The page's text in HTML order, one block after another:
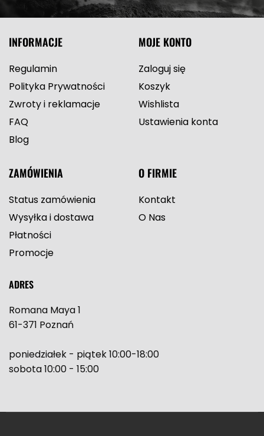
INFORMACJE
Regulamin
Polityka Prywatności
Zwroty i reklamacje
FAQ
Blog
MOJE KONTO
Zaloguj się
Koszyk
Wishlista
Ustawienia konta
ZAMÓWIENIA
Status zamówienia
Wysyłka i dostawa
Płatności
Promocje
O FIRMIE
Kontakt
O Nas
ADRES
Romana Maya 1
61-371 Poznań
poniedziałek - piątek 10:00-18:00
sobota 10:00 - 15:00